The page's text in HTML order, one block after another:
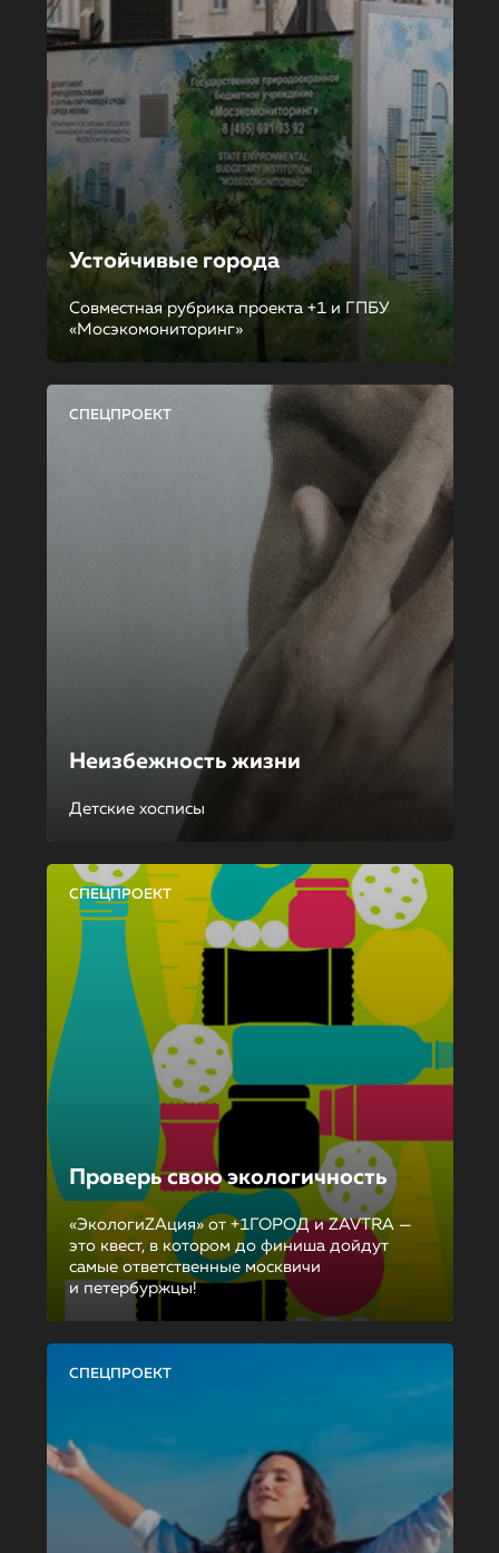
Устойчивые города
Совместная рубрика проекта +1 и ГПБУ
«Мосэкомониторинг»
СПЕЦПРОЕКТ
Неизбежность жизни
Детские хосписы
СПЕЦПРОЕКТ
Проверь свою экологичность
«ЭкологиZAция» от +1ГОРОД и ZAVTRA —
это квест, в котором до финиша дойдут
самые ответственные москвичи
и петербуржцы!
СПЕЦПРОЕКТ